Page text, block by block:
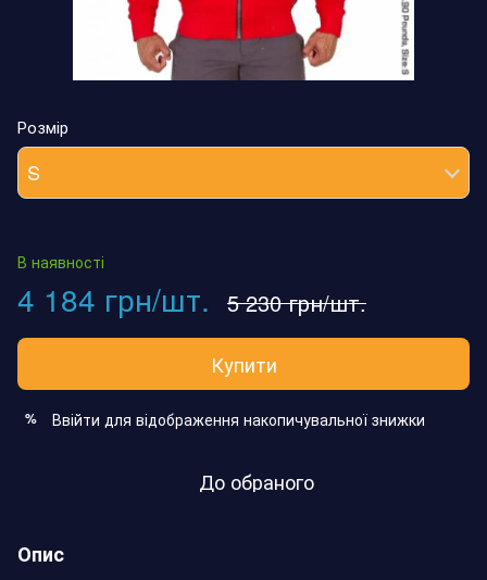
Розмір
S
В наявності
4 184 грн/шт. 5 230 грн/шт.
Купити
% Ввійти для відображення накопичувальної знижки
До обраного
Опис